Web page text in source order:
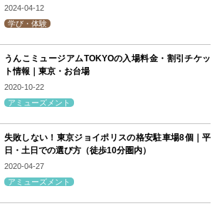
2024-04-12
学び・体験
うんこミュージアムTOKYOの入場料金・割引チケッ
ト情報｜東京・お台場
2020-10-22
アミューズメント
失敗しない！東京ジョイポリスの格安駐車場8個｜平
日・土日での選び方（徒歩10分圏内）
2020-04-27
アミューズメント